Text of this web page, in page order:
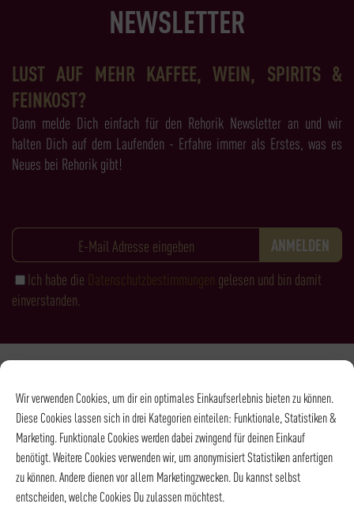
Wir verwenden Cookies, um dir ein optimales Einkaufserlebnis bieten zu können.
Diese Cookies lassen sich in drei Kategorien einteilen: Funktionale, Statistiken &
Marketing. Funktionale Cookies werden dabei zwingend für deinen Einkauf
benötigt. Weitere Cookies verwenden wir, um anonymisiert Statistiken anfertigen
zu können. Andere dienen vor allem Marketingzwecken. Du kannst selbst
entscheiden, welche Cookies Du zulassen möchtest.
NEWSLETTER
LUST AUF MEHR KAFFEE, WEIN, SPIRITS &
FEINKOST?
Dann melde Dich einfach für den Rehorik Newsletter an und wir
halten Dich auf dem Laufenden - Erfahre immer als Erstes, was es
Neues bei Rehorik gibt!
Ich habe die Datenschutzbestimmungen gelesen und bin damit
einverstanden.